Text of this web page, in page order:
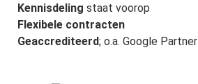
Kennisdeling staat voorop
Flexibele contracten
Geaccrediteerd; o.a. Google Partner